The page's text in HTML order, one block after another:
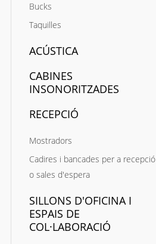
Bucks
Taquilles
ACÚSTICA
CABINES
INSONORITZADES
RECEPCIÓ
Mostradors
Cadires i bancades per a recepció
o sales d'espera
SILLONS D'OFICINA I
ESPAIS DE
COL·LABORACIÓ